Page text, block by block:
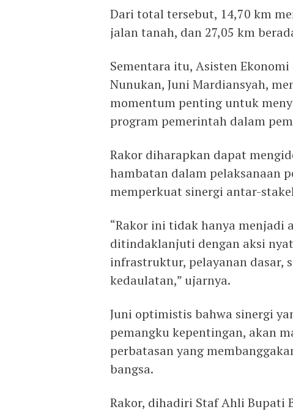
Dari total tersebut, 14,70 km
jalan tanah, dan 27,05 km
Sementara itu, Asisten
Nunukan, Juni Mardiansyah,
momentum penting untuk
program pemerintah dalam
Rakor diharapkan dapat
hambatan dalam pelaksanaan
memperkuat sinergi antar-
“Rakor ini tidak hanya menjadi
ditindaklanjuti dengan aksi
infrastruktur, pelayanan dasar,
kedaulatan,” ujarnya.
Juni optimistis bahwa sinergi
pemangku kepentingan, akan
perbatasan yang
bangsa.
Rakor, dihadiri Staf Ahli Bupati